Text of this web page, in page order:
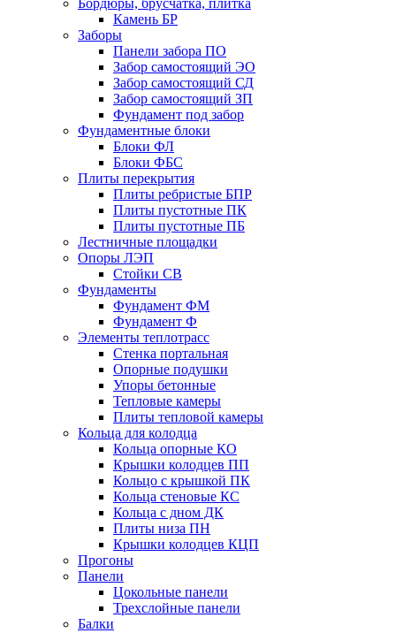
Камень БР
Заборы
Панели забора ПО
Забор самостоящий ЭО
Забор самостоящий СД
Забор самостоящий ЗП
Фyндамент под забор
Фундаментные блоки
Блоки ФЛ
Блоки ФБС
Плиты перекрытия
Плиты ребристые БПР
Плиты пустотные ПК
Плиты пустотные ПБ
Лестничные площадки
Опоры ЛЭП
Стойки СВ
Фундаменты
Фyндамент ФМ
Фyндамент Ф
Элементы теплотрасс
Стенка портальная
Опорные подушки
Упоры бетонные
Тепловые камеры
Плиты тепловой камеры
Кольца для колодца
Кольца опорные КО
Крышки колодцев ПП
Кольцо с крышкой ПК
Кольца стеновые КС
Кольца с дном ДК
Плиты низа ПН
Крышки колодцев КЦП
Прогоны
Панели
Цокольные панели
Трехслойные панели
Балки